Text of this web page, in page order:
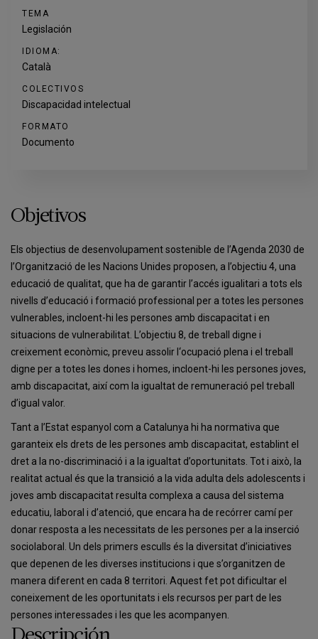
TEMA
Legislación
IDIOMA:
Català
COLECTIVOS
Discapacidad intelectual
FORMATO
Documento
Objetivos
Els objectius de desenvolupament sostenible de l’Agenda 2030 de
l’Organització de les Nacions Unides proposen, a l’objectiu 4, una
educació de qualitat, que ha de garantir l’accés igualitari a tots els
nivells d’educació i formació professional per a totes les persones
vulnerables, incloent-hi les persones amb discapacitat i en
situacions de vulnerabilitat. L’objectiu 8, de treball digne i
creixement econòmic, preveu assolir l‘ocupació plena i el treball
digne per a totes les dones i homes, incloent-hi les persones joves,
amb discapacitat, així com la igualtat de remuneració pel treball
d’igual valor.
Tant a l’Estat espanyol com a Catalunya hi ha normativa que
garanteix els drets de les persones amb discapacitat, establint el
dret a la no-discriminació i a la igualtat d’oportunitats. Tot i això, la
realitat actual és que la transició a la vida adulta dels adolescents i
joves amb discapacitat resulta complexa a causa del sistema
educatiu, laboral i d’atenció, que encara ha de recórrer camí per
donar resposta a les necessitats de les persones per a la inserció
sociolaboral. Un dels primers esculls és la diversitat d’iniciatives
que depenen de les diverses institucions i que s’organitzen de
manera diferent en cada 8 territori. Aquest fet pot dificultar el
coneixement de les oportunitats i els recursos per part de les
persones interessades i les que les acompanyen.